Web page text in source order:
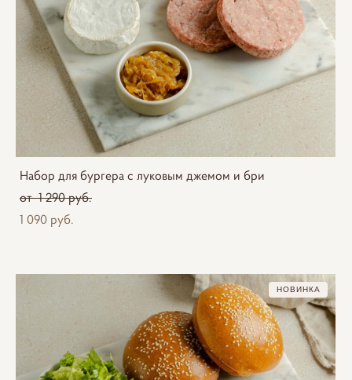
Набор для бургера с луковым джемом и бри
от 1 290 pуб.
1 090 pуб.
НОВИНКА